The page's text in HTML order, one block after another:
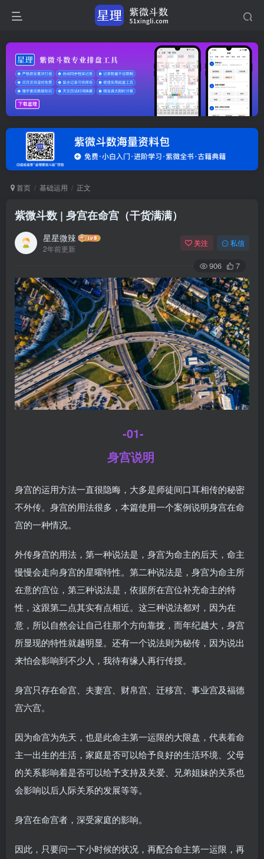
首页 基础运用 正文
紫微斗数 | 身宫在命宫（干货满满）
星星微辣
2年前更新
关注 私信
906 7
-01-
身宫说明
身宫的运用方法一直很隐晦，大多是师徒间口耳相传的秘密
不外传。身宫的用法很多，本篇使用一个案例说明身宫在命
宫的一种情况。
外传身宫的用法，第一种说法是，身宫为命主的后天，命主
慢慢会走向身宫的星曜特性。第二种说法是，身宫为命主所
在意的宫位，第三种说法是，依据所在宫位补充命主的特
性，这跟第二点其实有点相近。这三种说法都对，因为在
意，所以自然会让自己往那个方向靠拢，而年纪越大，身宫
所显现的特性就越明显。还有一个说法则为秘传，因为说出
来怕会影响到不少人，我待有缘人再行传授。
身宫只存在命宫、夫妻宫、财帛宫、迁移宫、事业宫及福德
宫六宫。
因为命宫为先天，也是此命主第一运限的大限盘，代表着命
主一出生的生活，家庭是否可以给予良好的生活环境、父母
的关系影响着是否可以给予支持及关爱、兄弟姐妹的关系也
会影响以后人际关系的发展等等。
身宫在命宫者，深受家庭的影响。
因此，只要问一下小时候的状况，再配合命主第一运限，再